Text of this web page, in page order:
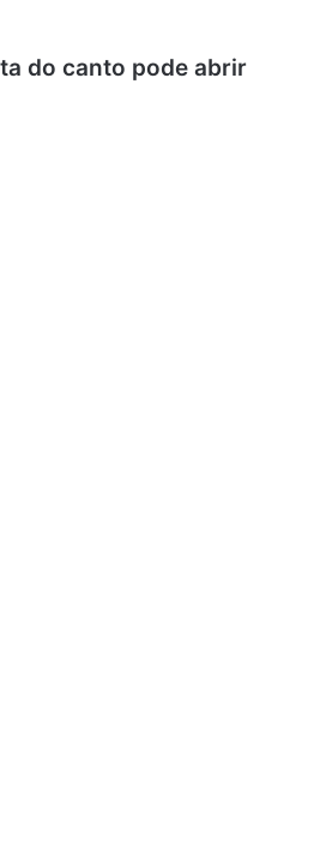
do canto pode abrir